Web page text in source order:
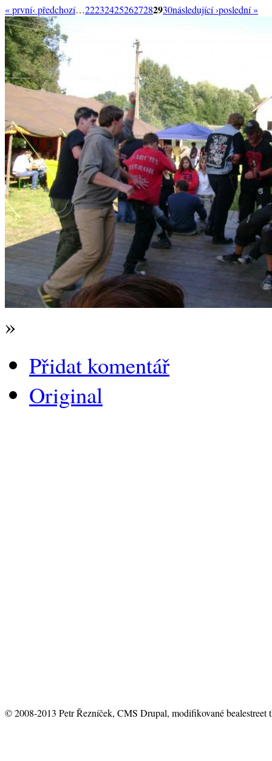
« první‹ předchozí…222324252627282930následující ›poslední »
»
Přidat komentář
Original
© 2008-2013 Petr Řezníček, CMS Drupal, modifikované bealestreet